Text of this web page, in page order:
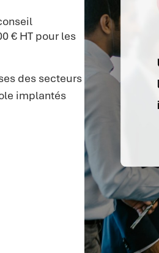
€ HT pour les
des secteurs
implantés